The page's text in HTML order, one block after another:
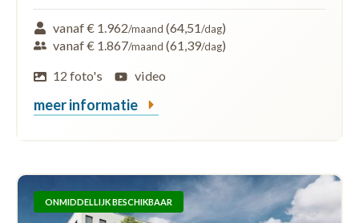
vanaf € 1.962/maand (64,51/dag)
vanaf € 1.867/maand (61,39/dag)
12 foto's
video
meer informatie
ONMIDDELLIJK BESCHIKBAAR